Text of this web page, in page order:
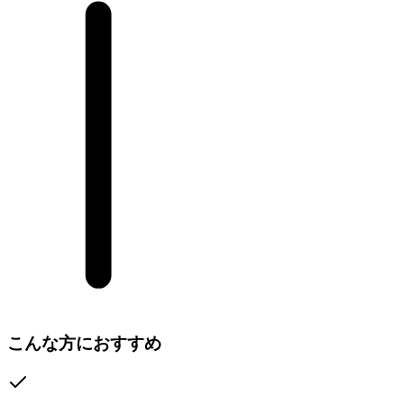
こんな方におすすめ